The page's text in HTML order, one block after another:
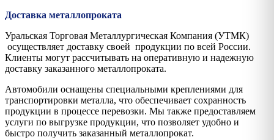
Доставка металлопроката
Уральская Торговая Металлургическая Компания (УТМК)
осуществляет доставку своей продукции по всей России.
Клиенты могут рассчитывать на оперативную и надежную
доставку заказанного металлопроката.
Автомобили оснащены специальными креплениями для
транспортировки металла, что обеспечивает сохранность
продукции в процессе перевозки. Мы также предоставляем
услуги по выгрузке продукции, что позволяет удобно и
быстро получить заказанный металлопрокат.